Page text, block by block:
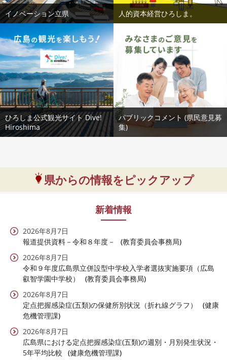
イノベーション立県 人的資本経営ひろしま。
ひろしま公式観光サイト Dive!
Hiroshima
パブリックコメント (県民意見募
集)
県からの情報をピックアップ
新着情報
2026年8月7日
報道提供資料－令和８年度－
教育委員会事務局
2026年8月7日
令和９年度広島県立併設型中学校入学者選抜実施要項（広島
叡智学園中学校）
教育委員会事務局
2026年8月7日
定点把握感染症(五類)の保健所別状況（折れ線グラフ）
健康
危機管理課
2026年8月7日
広島県における定点把握感染症(五類)の週別・月別発生状況・
5年平均比較
健康危機管理課